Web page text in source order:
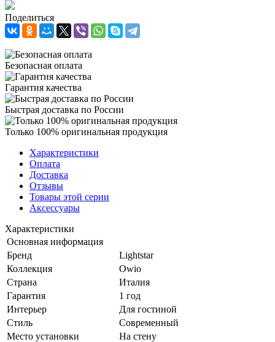
Поделиться
Безопасная оплата
Гарантия качества
Быстрая доставка по России
Только 100% оригинальная продукция
Характеристики
Оплата
Доставка
Отзывы
Товары этой серии
Аксессуары
Характеристики
Основная информация
Бренд
Lightstar
Коллекция
Owio
Страна
Италия
Гарантия
1 год
Интерьер
Для гостиной
Стиль
Современный
Место установки
На стену